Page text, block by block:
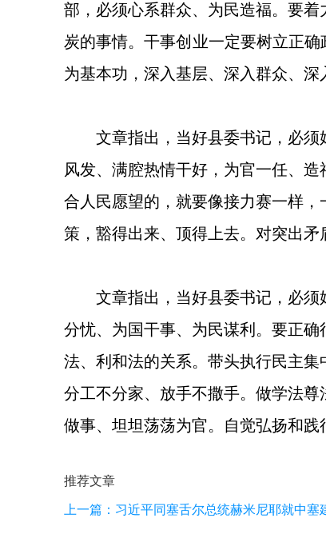
部，必须心系群众、为民造福。要
炭的事情。干事创业一定要树立正
为基本功，深入基层、深入群众、
文章指出，当好县委书记，必
风发、满腔热情干好，为官一任、
合人民愿望的，就要像接力赛一样
策，豁得出来、顶得上去。对突出
文章指出，当好县委书记，必
分忧、为国干事、为民谋利。要正
法、利和法的关系。带头执行民主
分工不分家、放手不撒手。做学法
做事、坦坦荡荡为官。自觉弘扬和
推荐文章
上一篇： 习近平同塞舌尔总统赫米尼耶就中塞